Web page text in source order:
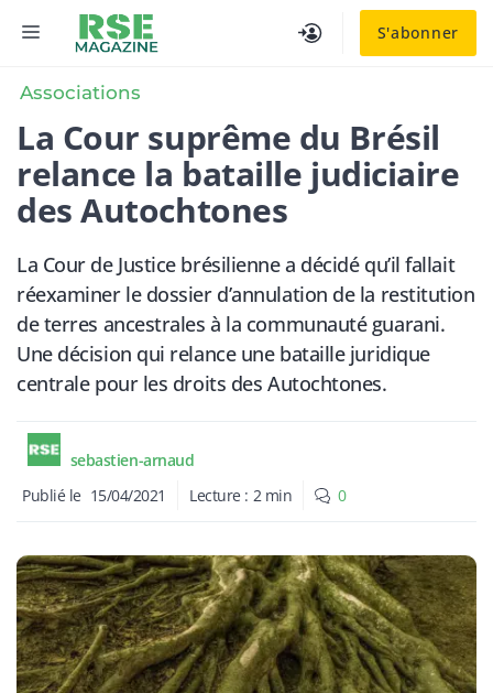
S'abonner
MENU
Associations
La Cour suprême du Brésil
relance la bataille judiciaire
des Autochtones
La Cour de Justice brésilienne a décidé qu’il fallait
réexaminer le dossier d’annulation de la restitution
de terres ancestrales à la communauté guarani.
Une décision qui relance une bataille juridique
centrale pour les droits des Autochtones.
sebastien-arnaud
Publié le 15/04/2021 Lecture : 2 min 0